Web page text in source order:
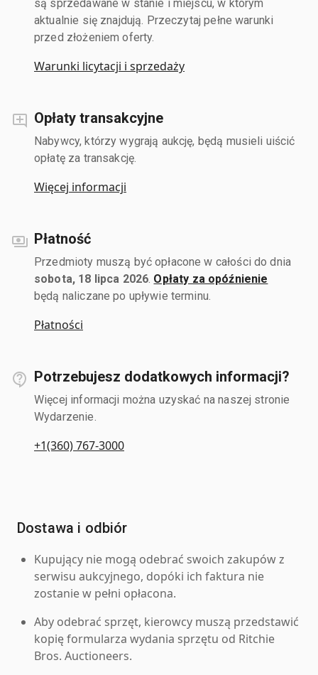
są sprzedawane w stanie i miejscu, w którym
aktualnie się znajdują. Przeczytaj pełne warunki
przed złożeniem oferty.
Warunki licytacji i sprzedaży
Opłaty transakcyjne
Nabywcy, którzy wygrają aukcję, będą musieli uiścić
opłatę za transakcję.
Więcej informacji
Płatność
Przedmioty muszą być opłacone w całości do dnia
sobota, 18 lipca 2026 Opłaty za opóźnienie
będą naliczane po upływie terminu.
Płatności
Potrzebujesz dodatkowych informacji?
Więcej informacji można uzyskać na naszej stronie
Wydarzenie.
+1(360) 767-3000
Dostawa i odbiór
Kupujący nie mogą odebrać swoich zakupów z
serwisu aukcyjnego, dopóki ich faktura nie
zostanie w pełni opłacona.
Aby odebrać sprzęt, kierowcy muszą przedstawić
kopię formularza wydania sprzętu od Ritchie
Bros. Auctioneers.